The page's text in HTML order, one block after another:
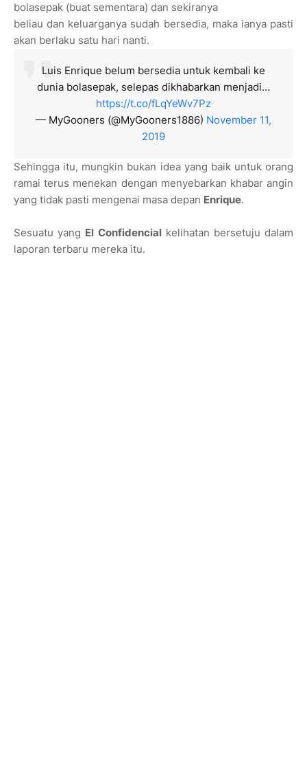
bolasepak (buat sementara) dan sekiranya
beliau dan keluarganya sudah bersedia, maka ianya pasti
akan berlaku satu hari nanti.
Luis Enrique belum bersedia untuk kembali ke
dunia bolasepak, selepas dikhabarkan menjadi…
https://t.co/fLqYeWv7Pz
— MyGooners (@MyGooners1886) November 11,
2019
Sehingga itu, mungkin bukan idea yang baik untuk orang
ramai terus menekan dengan menyebarkan khabar angin
yang tidak pasti mengenai masa depan Enrique.
Sesuatu yang El Confidencialkelihatan bersetuju dalam
laporan terbaru mereka itu.